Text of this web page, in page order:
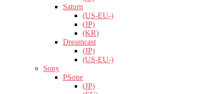
Saturn
(US-EU-)
(JP)
(KR)
Dreamcast
(JP)
(US-EU-)
Sony
PSone
(JP)